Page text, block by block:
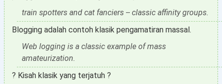
train spotters and cat fanciers -- classic affinity groups.
Blogging adalah contoh klasik pengamatiran massal.
Web logging is a classic example of mass
amateurization.
? Kisah klasik yang terjatuh ?